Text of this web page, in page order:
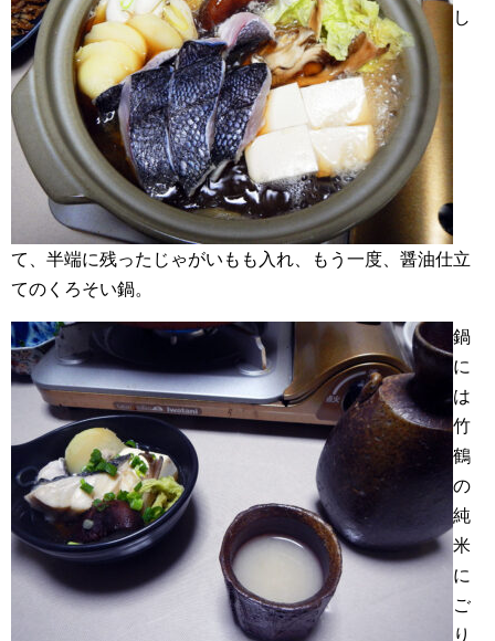
し
て、半端に残ったじゃがいもも入れ、もう一度、醤油仕立
てのくろそい鍋。
鍋
に
は
竹
鶴
の
純
米
に
ご
り